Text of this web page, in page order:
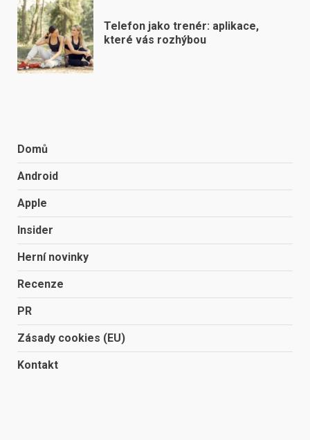
Telefon jako trenér: aplikace,
které vás rozhýbou
Domů
Android
Apple
Insider
Herní novinky
Recenze
PR
Zásady cookies (EU)
Kontakt